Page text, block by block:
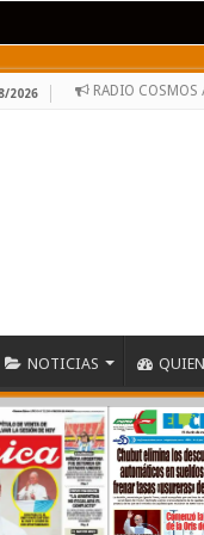
2026 RADIO COSMOS
NOTICIAS